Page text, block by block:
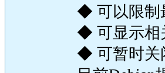
◆ 可以限制最
◆ 可显示相关
◆ 可暂时关闭